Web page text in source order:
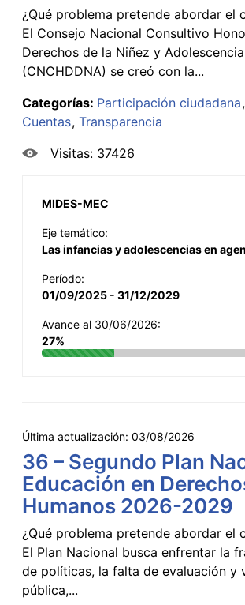
¿Qué problema pretende abordar el
El Consejo Nacional Consultivo
Derechos de la Niñez y Adolescencia
(CNCHDDNA) se creó con la...
Categorías: Participación ciudadana
Cuentas Transparencia
Visitas: 37426
MIDES-MEC
Eje temático:
Las infancias y adolescencias en
Período:
01/09/2025 - 31/12/2029
Avance al 30/06/2026:
27%
Última actualización: 03/08/2026
36 – Segundo Plan
Educación en
Humanos 2026-2029
¿Qué problema pretende abordar el
El Plan Nacional busca enfrentar la
de políticas, la falta de evaluación y
pública,...